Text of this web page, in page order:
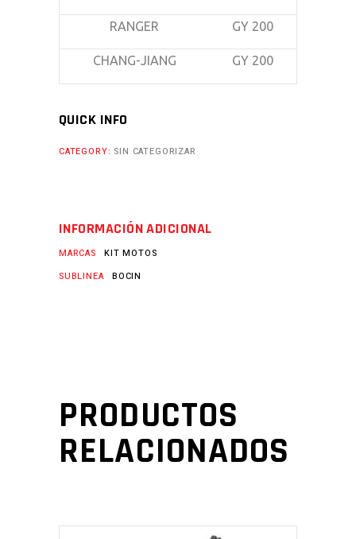
RANGER GY 200
CHANG-JIANG GY 200
QUICK INFO
CATEGORY: SIN CATEGORIZAR
INFORMACIÓN ADICIONAL
MARCAS
KIT MOTOS
SUBLINEA
BOCIN
PRODUCTOS
RELACIONADOS